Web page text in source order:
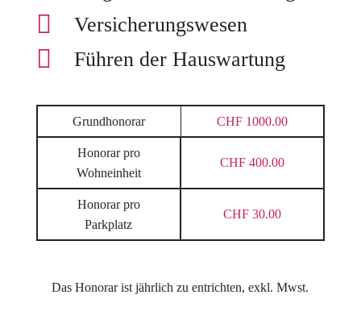
 Versicherungswesen
 Führen der Hauswartung
Grundhonorar CHF 1000.00
Honorar pro
Wohneinheit
CHF 400.00
Honorar pro
Parkplatz
CHF 30.00
Das Honorar ist jährlich zu entrichten, exkl. Mwst.